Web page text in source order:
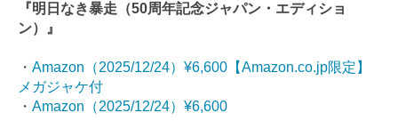
『明日なき暴走（50周年記念ジャパン・エディショ
ン）』
・ Amazon（2025/12/24）¥6,600【Amazon.co.jp限定】
メガジャケ付
・ Amazon（2025/12/24）¥6,600